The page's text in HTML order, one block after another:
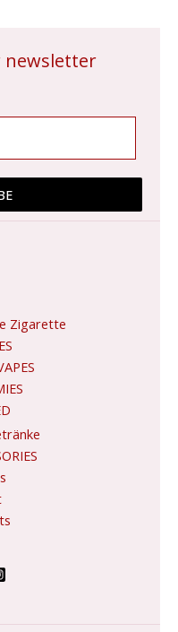
newsletter
Zigarette